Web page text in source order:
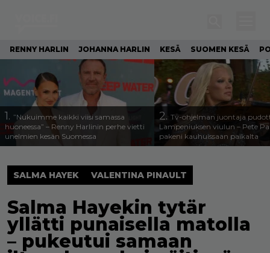
RENNY HARLIN JOHANNA HARLIN KESÄ SUOMEN KESÄ
1. ”Nukuimme kaikki viisi samassa
huoneessa” – Renny Harlinin perhe vietti
unelmien kesän Suomessa
2. Tv-ohjelman juontaja
Lampeniuksen viulun – Pete
pakeni kauhuissaan paikalta
SALMA HAYEK VALENTINA PINAULT
Salma Hayekin tytär
yllätti punaisella matolla
– pukeutui samaan